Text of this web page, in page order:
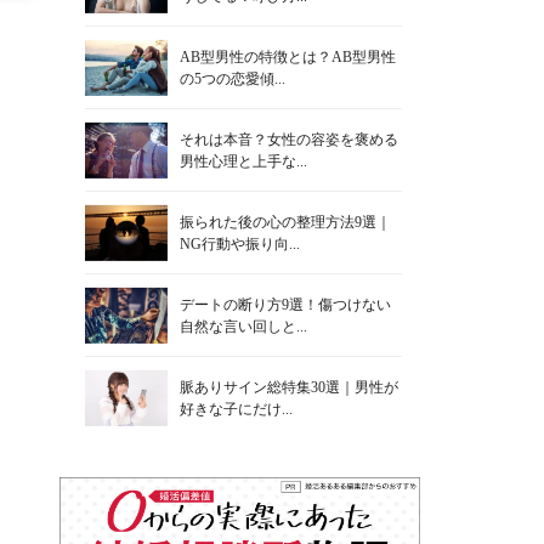
AB型男性の特徴とは？AB型男性
の5つの恋愛傾...
それは本音？女性の容姿を褒める
男性心理と上手な...
振られた後の心の整理方法9選｜
NG行動や振り向...
デートの断り方9選！傷つけない
自然な言い回しと...
脈ありサイン総特集30選｜男性が
好きな子にだけ...